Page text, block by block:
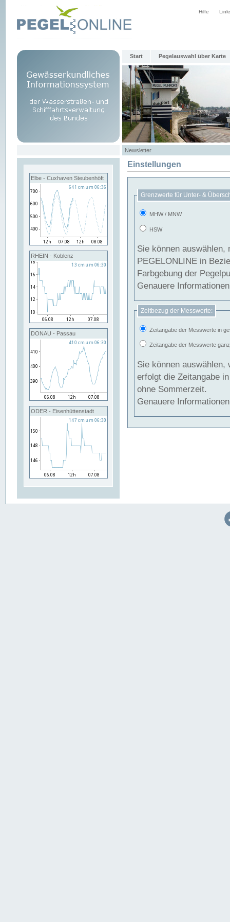
Hilfe
Start Pegelauswahl über Karte
Newsletter
Elbe - Cuxhaven Steubenhöft
RHEIN - Koblenz
DONAU - Passau
ODER - Eisenhüttenstadt
Einstellungen
Grenzwerte für Unter- &
MHW / MNW
HSW
Sie können
PEGELONLINE in Beziehung
Farbgebung der
Genauere
Zeitbezug der Messwerte:
Zeitangabe der Messwerte in
Zeitangabe der Messwerte
Sie können auswählen,
erfolgt die Zeitangabe
ohne Sommerzeit.
Genauere